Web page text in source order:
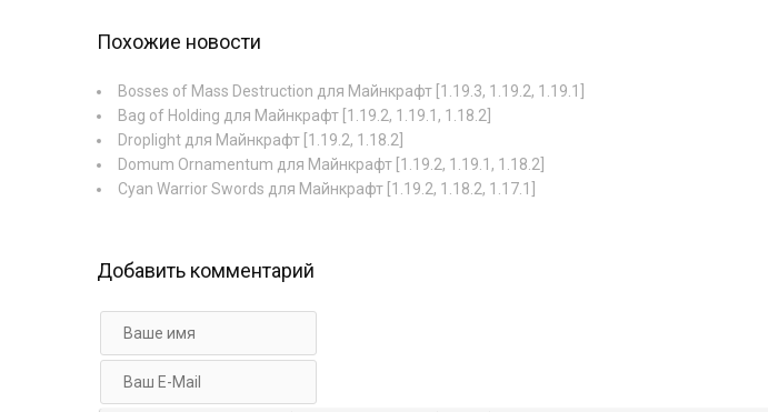
Похожие новости
Bosses of Mass Destruction для Майнкрафт [1.19.3, 1.19.2, 1.19.1]
Bag of Holding для Майнкрафт [1.19.2, 1.19.1, 1.18.2]
Droplight для Майнкрафт [1.19.2, 1.18.2]
Domum Ornamentum для Майнкрафт [1.19.2, 1.19.1, 1.18.2]
Cyan Warrior Swords для Майнкрафт [1.19.2, 1.18.2, 1.17.1]
Добавить комментарий